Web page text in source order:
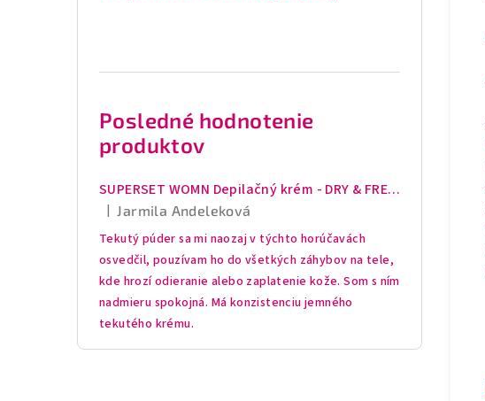
Posledné hodnotenie
produktov
SUPERSET WOMN Depilačný krém - DRY & FRESH tekutý púder - Sérum proti zarastajúcim chĺpkom
Hodnotenie produktu je 5 z 5 hviezdičiek.
Jarmila Andeleková
Tekutý púder sa mi naozaj v týchto horúčavách
osvedčil, pouzívam ho do všetkých záhybov na tele,
kde hrozí odieranie alebo zaplatenie kože. Som s ním
nadmieru spokojná. Má konzistenciu jemného
tekutého krému.